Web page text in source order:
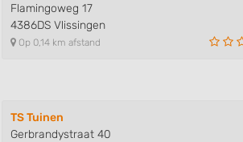
Flamingoweg 17
4386DS Vlissingen
Op 0,14 km afstand
TS Tuinen
Gerbrandystraat 40